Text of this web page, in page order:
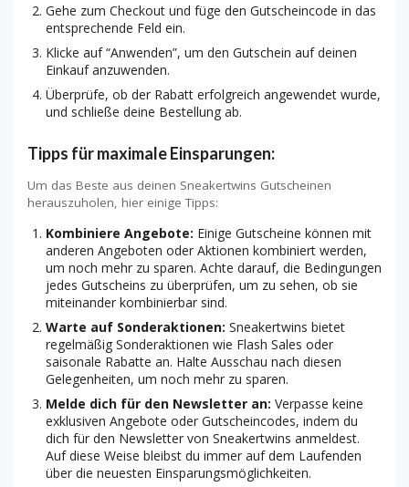
Gehe zum Checkout und füge den Gutscheincode in das
entsprechende Feld ein.
Klicke auf “Anwenden”, um den Gutschein auf deinen
Einkauf anzuwenden.
Überprüfe, ob der Rabatt erfolgreich angewendet wurde,
und schließe deine Bestellung ab.
Tipps für maximale Einsparungen:
Um das Beste aus deinen Sneakertwins Gutscheinen
herauszuholen, hier einige Tipps:
Kombiniere Angebote: Einige Gutscheine können mit
anderen Angeboten oder Aktionen kombiniert werden,
um noch mehr zu sparen. Achte darauf, die Bedingungen
jedes Gutscheins zu überprüfen, um zu sehen, ob sie
miteinander kombinierbar sind.
Warte auf Sonderaktionen: Sneakertwins bietet
regelmäßig Sonderaktionen wie Flash Sales oder
saisonale Rabatte an. Halte Ausschau nach diesen
Gelegenheiten, um noch mehr zu sparen.
Melde dich für den Newsletter an: Verpasse keine
exklusiven Angebote oder Gutscheincodes, indem du
dich für den Newsletter von Sneakertwins anmeldest.
Auf diese Weise bleibst du immer auf dem Laufenden
über die neuesten Einsparungsmöglichkeiten.